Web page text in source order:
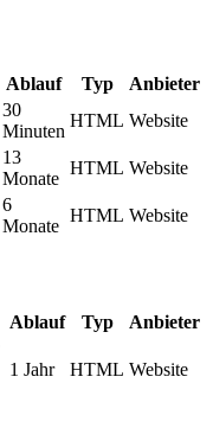
Ablauf Typ
Anbieter
30
Minuten
HTML Website
13
Monate
HTML Website
6
Monate
HTML Website
Ablauf Typ
Anbieter
1 Jahr HTML Website